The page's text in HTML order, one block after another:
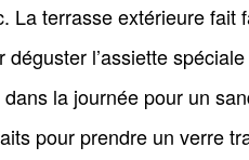
La terrasse extérieure fait
déguster l’assiette
la journée pour un
pour prendre un verre